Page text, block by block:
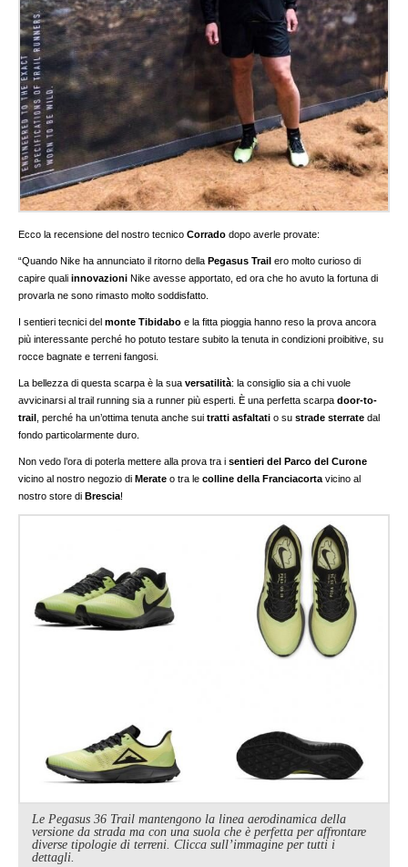
Ecco la recensione del nostro tecnicoCorrado dopo averle provate:
“Quando Nike ha annunciato il ritorno della Pegasus Trail ero molto curioso di
capire qualiinnovazioni Nike avesse apportato, ed ora che ho avuto la fortuna di
provarla ne sono rimasto molto soddisfatto.
I sentieri tecnici delmonte Tibidabo e la fitta pioggia hanno reso la prova ancora
più interessante perché ho potuto testare subito la tenuta in condizioni proibitive, su
rocce bagnate e terreni fangosi.
La bellezza di questa scarpa è la sua versatilità: la consiglio sia a chi vuole
avvicinarsi al trail running sia a runner più esperti. È una perfetta scarpadoor-to-
trail
, perché ha un’ottima tenuta anche suitratti asfaltati o sustrade sterrate dal
fondo particolarmente duro.
Non vedo l’ora di poterla mettere alla prova tra isentieri del Parco del Curone
vicino al nostro negozio di Merate o tra lecolline della Franciacorta vicino al
nostro store di Brescia!
Le Pegasus 36 Trail mantengono la linea aerodinamica della
versione da strada ma con una suola che è perfetta per affrontare
diverse tipologie di terreni. Clicca sull’immagine per tutti i
dettagli.